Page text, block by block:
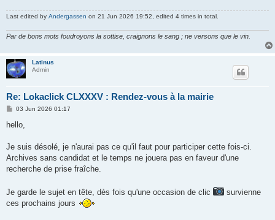
Last edited by Andergassen on 21 Jun 2026 19:52, edited 4 times in total.
Par de bons mots foudroyons la sottise, craignons le sang ; ne versons que le vin.
Latinus
Admin
Re: Lokaclick CLXXXV : Rendez-vous à la mairie
P
s
03 Jun 2026 01:17
hello,
Je suis désolé, je n'aurai pas ce qu'il faut pour participer cette fois-ci.
Archives sans candidat et le temps ne jouera pas en faveur d'une
recherche de prise fraîche.
Je garde le sujet en tête, dès fois qu'une occasion de clic
survienne
ces prochains jours